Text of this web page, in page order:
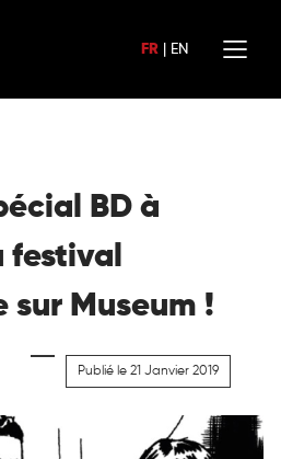
FR EN
BD à
festival
sur Museum !
Publié le 21 Janvier 2019